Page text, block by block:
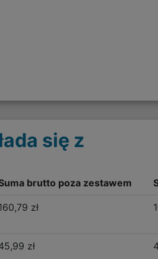
się z
brutto poza zestawem
zł
zł